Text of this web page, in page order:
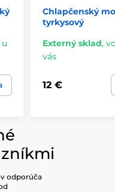
u
Chlapčenský
tyrkysový
Externý sklad,
vás
12 €
odporúča